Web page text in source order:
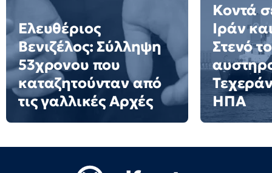
Ελευθέριος
Βενιζέλος: Σύλληψη
53χρονου που
καταζητούνταν από
τις γαλλικές Αρχές
Κοντά
Ιράν
Στενό
ΗΠΑ